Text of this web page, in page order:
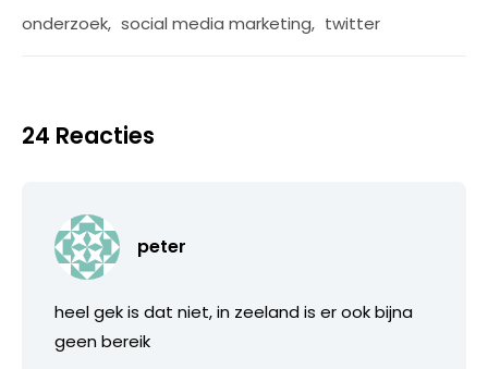
onderzoek, social media marketing, twitter
24 Reacties
peter
heel gek is dat niet, in zeeland is er ook bijna
geen bereik